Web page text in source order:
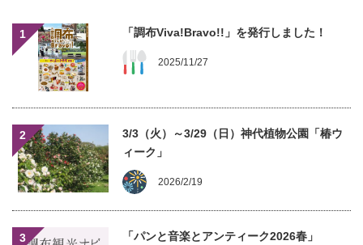
1 「調布Viva!Bravo!!」を発行しました！
2025/11/27
2
3/3（火）～3/29（日）神代植物公園「椿ウ
ィーク」
2026/2/19
3 「パンと音楽とアンティーク2026春」